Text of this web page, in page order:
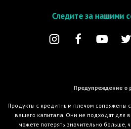
Следите за нашими
Предупреждение о
Продукты с кредитным плечом сопряжены
вашего капитала. Они не подходят для
можете потерять значительно